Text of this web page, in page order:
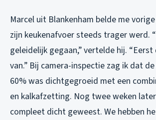
Marcel uit Blankenham belde me
zijn keukenafvoer steeds trager werd.
geleidelijk gegaan,” vertelde hij.
van.” Bij camera-inspectie zag ik dat
60% was dichtgegroeid met een
en kalkafzetting. Nog twee weken
compleet dicht geweest. We hebben